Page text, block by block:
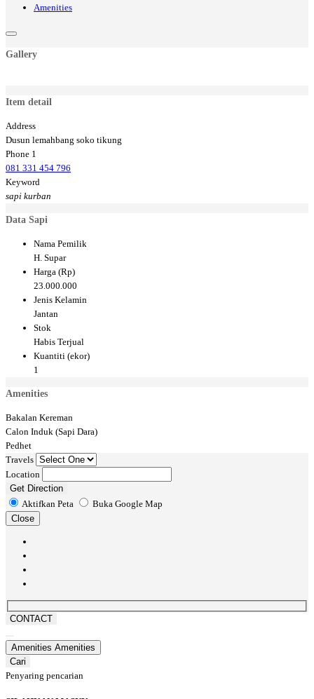
Amenities
Gallery
Item detail
Address
Dusun lemahbang soko tikung
Phone 1
081 331 454 796
Keyword
sapi kurban
Data Sapi
Nama Pemilik
H. Supar
Harga (Rp)
23.000.000
Jenis Kelamin
Jantan
Stok
Habis Terjual
Kuantiti (ekor)
1
Amenities
Bakalan Kereman
Calon Induk (Sapi Dara)
Pedhet
Travels
Location
Get Direction
Aktifkan Peta
Buka Google Map
Close
CONTACT
Amenities Amenities
Cari
Penyaring pencarian